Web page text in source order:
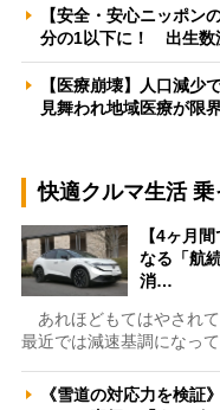
【安全・安心ニッポン
分の1以下に！ 出生
【医療崩壊】人口減少
見舞われ地域医療が
快適クルマ生活
【4ヶ月
なる「航
消…
あれほどもてはやされて
最近では減速基調になっ
《雪道の対応力を検証